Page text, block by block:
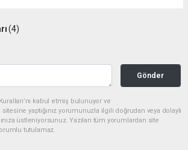
(4)
Gönder
kabul etmiş bulunuyor ve
yaptığınız yorumunuzla ilgili doğrudan veya dolaylı
üstleniyorsunuz. Yazılan tüm yorumlardan site
tutulamaz.